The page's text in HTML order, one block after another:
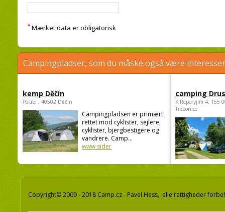
* Mærket data er obligatorisk
Campingpladser, som du måske også være
kemp Děčín
Polabí , 40502 Děčín
Campingpladsen er primært
rettet mod cyklister, sejlere,
cyklister, bjergbestigere og
vandrere. Camp...
www sider
camping
K Reporyjim 4, 155
Trebonice
Copyright© 2009 - 2018 Camp.cz - Pavel Hess, alle rettigheder